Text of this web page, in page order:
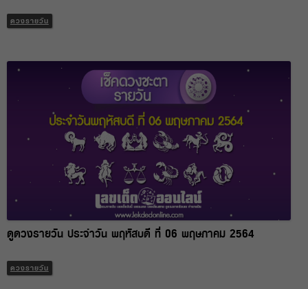
ดวงรายวัน
ดูดวงรายวัน ประจำวัน พฤหัสบดี ที่ 06 พฤษภาคม 2564
ดวงรายวัน